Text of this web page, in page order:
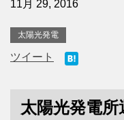
11月 29, 2016
太陽光発電
ツイート
太陽光発電